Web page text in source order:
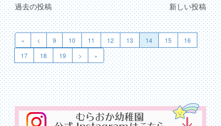
投
稿
ナ
ビ
ゲ
ー
シ
過去の投稿 新しい投稿
« < 9 10 11 12 13 14 15
16
17
18 19 > »